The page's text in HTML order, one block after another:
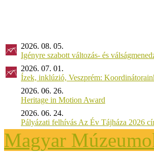
2026. 08. 05.
Igényre szabott változás- és
2026. 07. 01.
Ízek, inklúzió, Veszprém:
2026. 06. 26.
Heritage in Motion Award
2026. 06. 24.
Pályázati felhívás Az Év Tájháza 2026
Magyar